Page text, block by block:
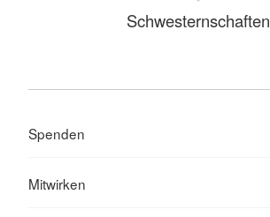
Schwesternschaften
Spenden
Mitwirken